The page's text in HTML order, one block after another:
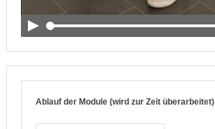
Ablauf der Module (wird zur Zeit überarbeitet)